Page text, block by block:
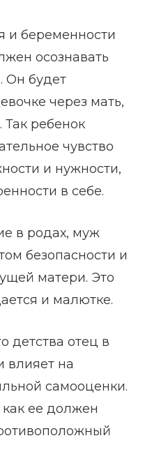
и беременности
осознавать
Он будет
через мать,
Так ребенок
чувство
и нужности,
в себе.
в родах, муж
безопасности и
матери. Это
и малютке.
детства отец в
влияет на
самооценки.
ее должен